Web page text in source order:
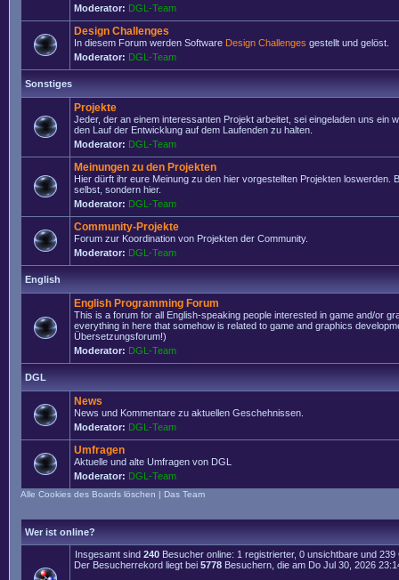
Moderator: DGL-Team
Design Challenges
In diesem Forum werden Software Design Challenges gestellt und gelöst.
Moderator: DGL-Team
Sonstiges
Projekte
Jeder, der an einem interessanten Projekt arbeitet, sei eingeladen uns ein
den Lauf der Entwicklung auf dem Laufenden zu halten.
Moderator: DGL-Team
Meinungen zu den Projekten
Hier dürft ihr eure Meinung zu den hier vorgestellten Projekten loswerden.
selbst, sondern hier.
Moderator: DGL-Team
Community-Projekte
Forum zur Koordination von Projekten der Community.
Moderator: DGL-Team
English
English Programming Forum
This is a forum for all English-speaking people interested in game and/or
everything in here that somehow is related to game and graphics
Übersetzungsforum!)
Moderator: DGL-Team
DGL
News
News und Kommentare zu aktuellen Geschehnissen.
Moderator: DGL-Team
Umfragen
Aktuelle und alte Umfragen von DGL
Moderator: DGL-Team
Alle Cookies des Boards löschen | Das Team
Wer ist online?
Insgesamt sind 240 Besucher online: 1 registrierter, 0 unsichtbare und
Der Besucherrekord liegt bei 5778 Besuchern, die am Do Jul 30, 2026